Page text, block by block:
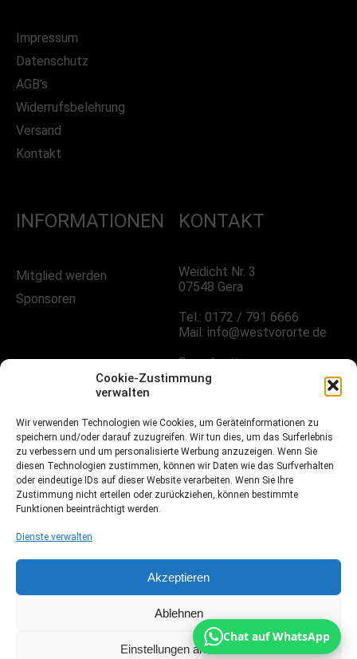
Cookie-Zustimmung
verwalten
Wir verwenden Technologien wie Cookies, um Geräteinformationen zu
speichern und/oder darauf zuzugreifen. Wir tun dies, um das Surferlebnis
zu verbessern und um personalisierte Werbung anzuzeigen. Wenn Sie
diesen Technologien zustimmen, können wir Daten wie das Surfverhalten
oder eindeutige IDs auf dieser Website verarbeiten. Wenn Sie Ihre
Zustimmung nicht erteilen oder zurückziehen, können bestimmte
Funktionen beeinträchtigt werden.
Dienste verwalten
Akzeptieren
Ablehnen
Einstellungen ansehen
Impressum
Datenschutz
AGB’s
Widerrufsbelehrung
Versand
Kontakt
INFORMATIONEN
Mitglied werden
Sponsoren
KONTAKT
Weidicht Nr. 3
07548 Gera
Tel.: 0172 / 791 6666
Mail: info@westvororte.de
Sprechzeiten:
Nach Vereinbarung
FOLGE UNS!
Facebook
Instagramm
Fussball.de
Webdesign, Programmierung & Marketing von Ihrer
Werbeagentur DietzChat auf WhatsApp